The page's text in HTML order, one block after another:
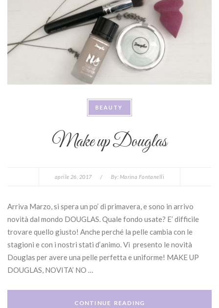
BEAUTY
Make up Douglas
aprile 26, 2017 / By: Marina Fontanelli
Arriva Marzo, si spera un po’ di primavera, e sono in arrivo
novità dal mondo DOUGLAS. Quale fondo usate? E’ difficile
trovare quello giusto! Anche perché la pelle cambia con le
stagioni e con i nostri stati d’animo. Vi presento le novità
Douglas per avere una pelle perfetta e uniforme! MAKE UP
DOUGLAS, NOVITA’ NO …
CONTINUE READING